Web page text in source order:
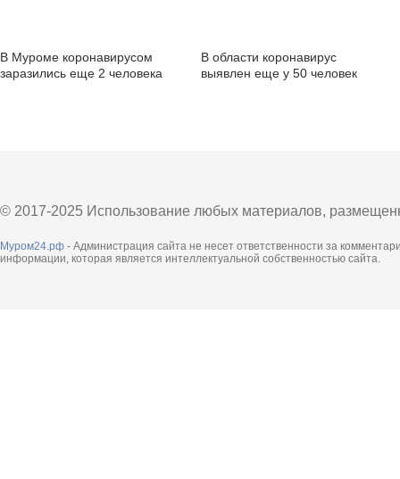
В Муроме коронавирусом
заразились еще 2 человека
В области коронавирус
выявлен еще у 50 человек
© 2017-2025 Использование любых материалов,
Муром24.рф - Администрация сайта не несет ответственности за
информации, которая является интеллектуальной собственностью сайта.